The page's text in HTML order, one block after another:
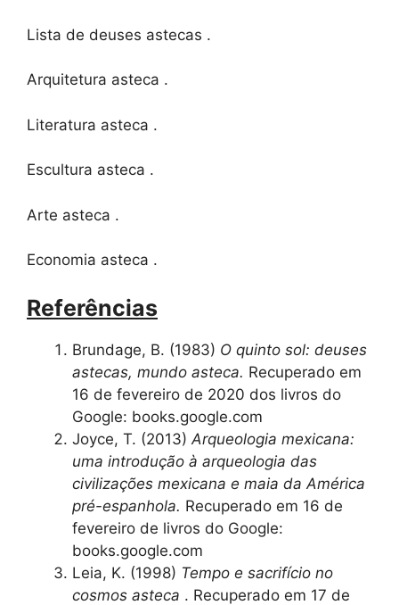
Lista de deuses astecas .
Arquitetura asteca .
Literatura asteca .
Escultura asteca .
Arte asteca .
Economia asteca .
Referências
Brundage, B. (1983) O quinto sol: deuses
astecas, mundo asteca. Recuperado em
16 de fevereiro de 2020 dos livros do
Google: books.google.com
Joyce, T. (2013) Arqueologia mexicana:
uma introdução à arqueologia das
civilizações mexicana e maia da América
pré-espanhola. Recuperado em 16 de
fevereiro de livros do Google:
books.google.com
Leia, K. (1998) Tempo e sacrifício no
cosmos asteca . Recuperado em 17 de